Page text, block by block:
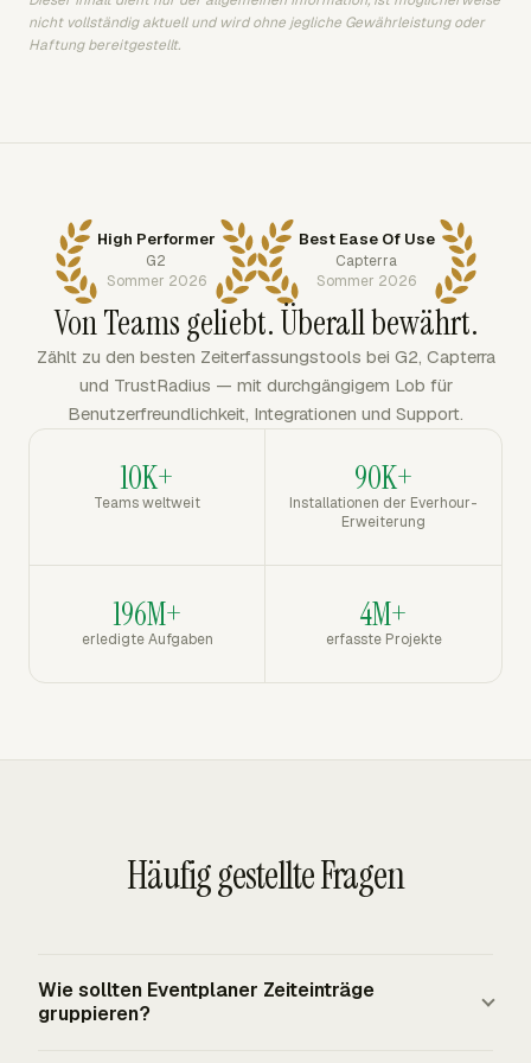
nicht vollständig aktuell und wird ohne jegliche Gewährleistung oder
Haftung bereitgestellt.
High Performer
G2
Sommer 2026
Best Ease Of Use
Capterra
Sommer 2026
Von Teams geliebt. Überall bewährt.
Zählt zu den besten Zeiterfassungstools bei G2, Capterra
und TrustRadius — mit durchgängigem Lob für
Benutzerfreundlichkeit, Integrationen und Support.
10K+
Teams weltweit
90K+
Installationen der Everhour-
Erweiterung
196M+
erledigte Aufgaben
4M+
erfasste Projekte
Häufig gestellte Fragen
Wie sollten Eventplaner Zeiteinträge
gruppieren?